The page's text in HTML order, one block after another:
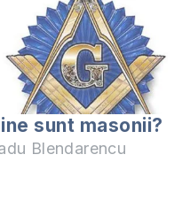
sunt masonii?
Blendarencu